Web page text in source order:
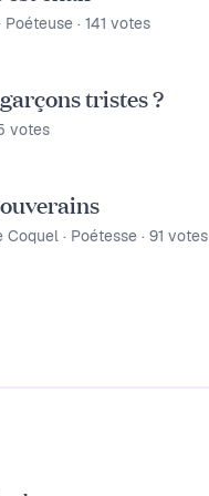
Poéteuse 141 votes
tristes ?
votes
Coquel · Poétesse 91 votes